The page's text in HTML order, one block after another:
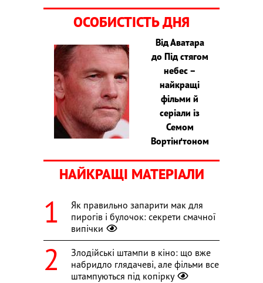
ОСОБИСТІСТЬ ДНЯ
Від Аватара
до Під стягом
небес –
найкращі
фільми й
серіали із
Семом
Вортінґтоном
НАЙКРАЩІ МАТЕРІАЛИ
Як правильно запарити мак для
пирогів і булочок: секрети смачної
випічки
Злодійські штампи в кіно: що вже
набридло глядачеві, але фільми все
штампуються під копірку